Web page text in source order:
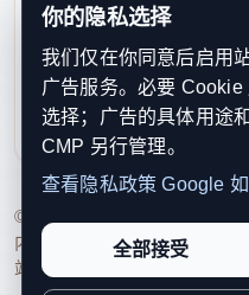
大型汽车运输船、散货
的订单国际市场份额均
更值得关注的是结构之
色船舶订单国际市场份
LNG、纯电动等新能源
持续向高端化、低碳化
覆盖、技术领跑、批量
速了解欧洲动态。
contact@xinouzhou.com
服务支持、版权与合作：
利通知
© 2026 新欧洲·欧洲头条. All
内容透明度、联系方式与用
站点完整度。
你的隐私选择
我们仅在你同意后启用
广告服务。必要
选择；广告的具体用途
CMP 另行管理。
查看隐私政策 Google
全部接受